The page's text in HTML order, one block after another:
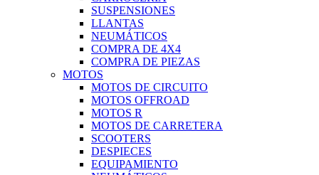
SUSPENSIONES
LLANTAS
NEUMÁTICOS
COMPRA DE 4X4
COMPRA DE PIEZAS
MOTOS
MOTOS DE CIRCUITO
MOTOS OFFROAD
MOTOS R
MOTOS DE CARRETERA
SCOOTERS
DESPIECES
EQUIPAMIENTO